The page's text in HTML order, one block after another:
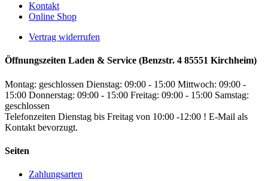
Kontakt
Online Shop
Vertrag widerrufen
Öffnungszeiten Laden & Service (Benzstr. 4 85551 Kirchheim)
Montag: geschlossen Dienstag: 09:00 - 15:00 Mittwoch: 09:00 -
15:00 Donnerstag: 09:00 - 15:00 Freitag: 09:00 - 15:00 Samstag:
geschlossen
Telefonzeiten Dienstag bis Freitag von 10:00 -12:00 ! E-Mail als
Kontakt bevorzugt.
Seiten
Zahlungsarten